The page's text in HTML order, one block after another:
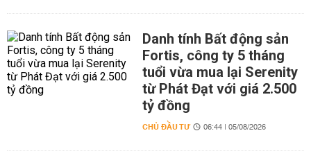
Danh tính Bất động sản
Fortis, công ty 5 tháng
tuổi vừa mua lại Serenity
từ Phát Đạt với giá 2.500
tỷ đồng
CHỦ ĐẦU TƯ 06:44 | 05/08/2026